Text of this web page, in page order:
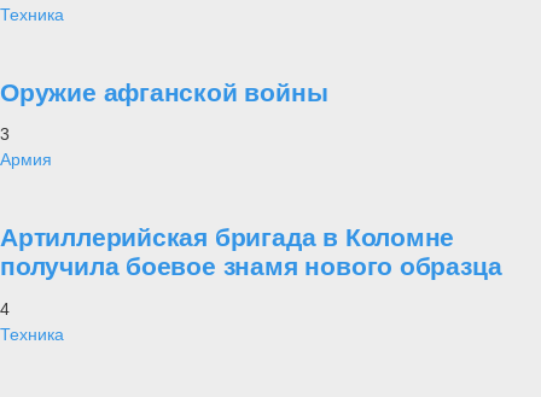
Техника
Оружие афганской войны
3
Армия
Артиллерийская бригада в Коломне
получила боевое знамя нового образца
4
Техника